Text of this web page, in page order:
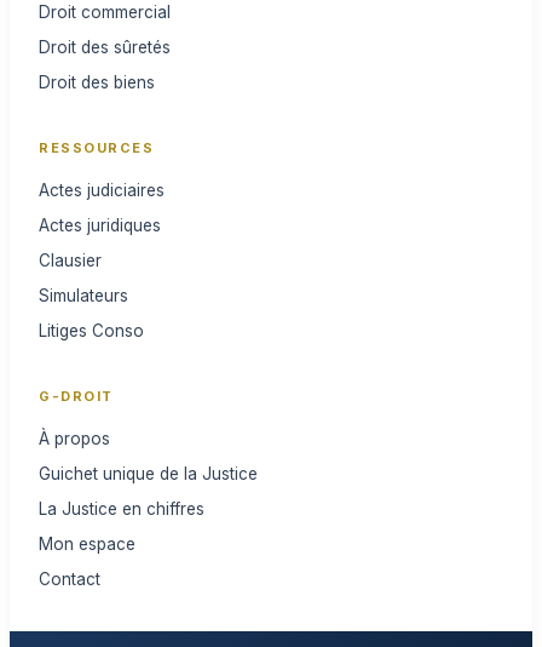
Droit commercial
Droit des sûretés
Droit des biens
RESSOURCES
Actes judiciaires
Actes juridiques
Clausier
Simulateurs
Litiges Conso
G-DROIT
À propos
Guichet unique de la Justice
La Justice en chiffres
Mon espace
Contact